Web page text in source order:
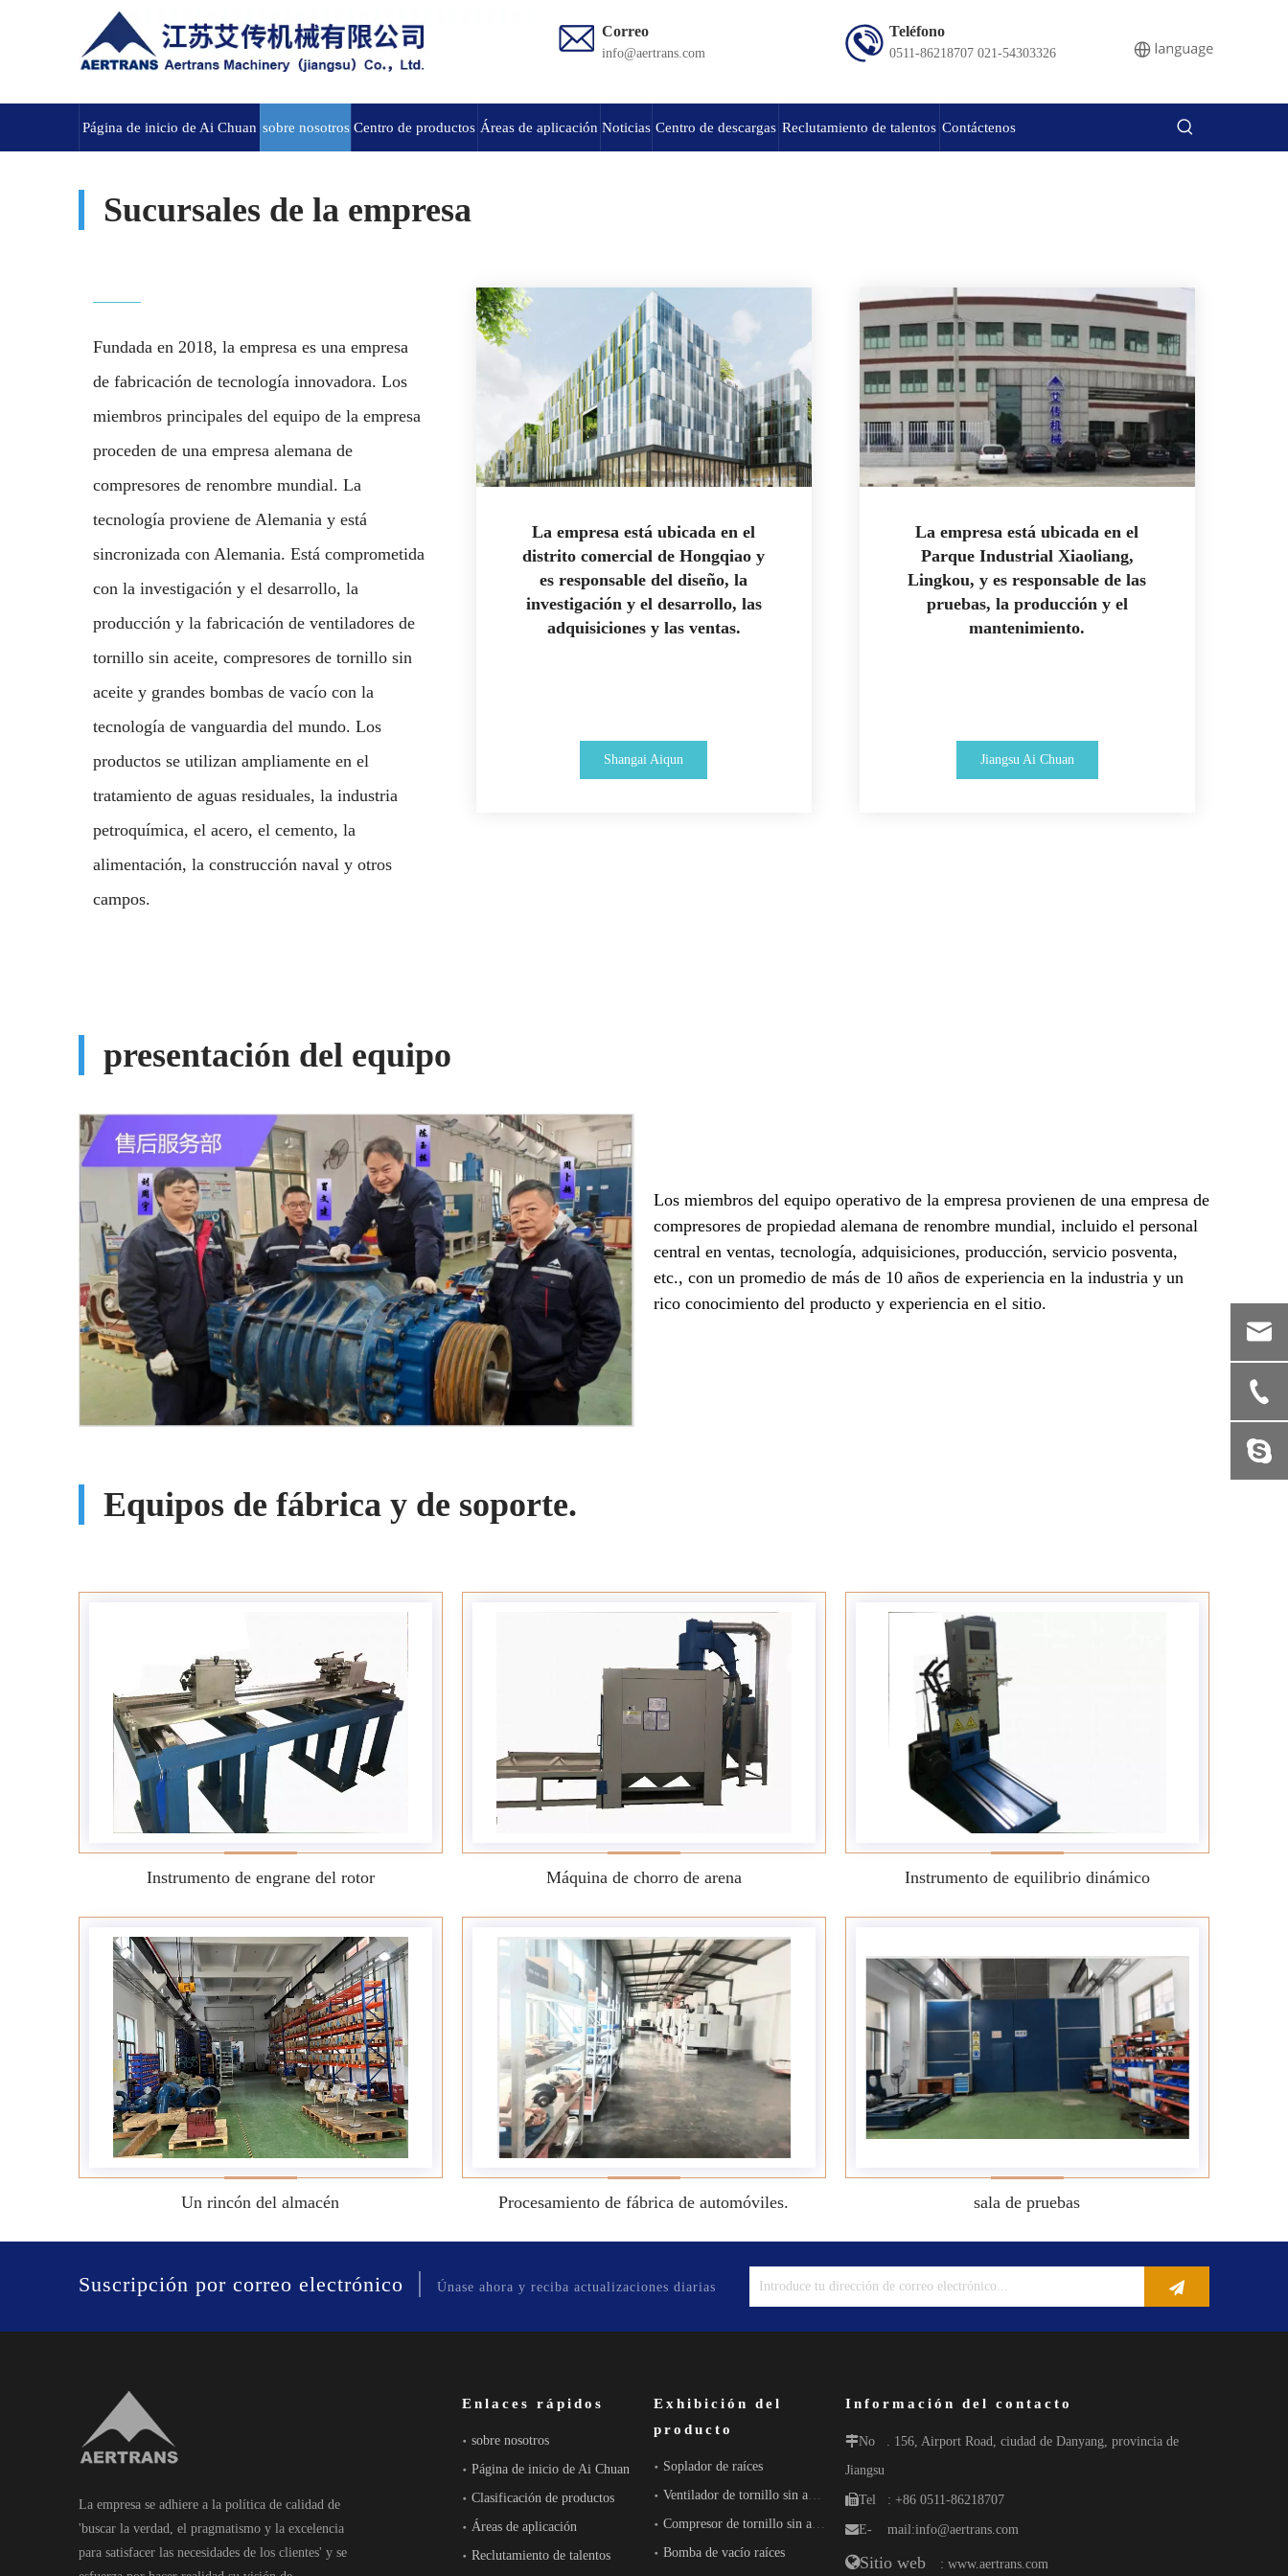
Correo
info@aertrans.com
Teléfono
0511-86218707 021-54303326
Página de inicio de Ai Chuan sobre nosotros Centro de productos Áreas de aplicación Noticias Centro de descargas Reclutamiento de talentos Contáctenos
Sucursales de la empresa
Fundada en 2018, la empresa es una empresa
de fabricación de tecnología innovadora. Los
miembros principales del equipo de la empresa
proceden de una empresa alemana de
compresores de renombre mundial. La
tecnología proviene de Alemania y está
sincronizada con Alemania. Está comprometida
con la investigación y el desarrollo, la
producción y la fabricación de ventiladores de
tornillo sin aceite, compresores de tornillo sin
aceite y grandes bombas de vacío con la
tecnología de vanguardia del mundo. Los
productos se utilizan ampliamente en el
tratamiento de aguas residuales, la industria
petroquímica, el acero, el cemento, la
alimentación, la construcción naval y otros
campos.
La empresa está ubicada en el
distrito comercial de Hongqiao y
es responsable del diseño, la
investigación y el desarrollo, las
adquisiciones y las ventas.
Shangai Aiqun
La empresa está ubicada en el
Parque Industrial Xiaoliang,
Lingkou, y es responsable de las
pruebas, la producción y el
mantenimiento.
Jiangsu Ai Chuan
presentación del equipo
Los miembros del equipo operativo de la empresa provienen de una empresa de
compresores de propiedad alemana de renombre mundial, incluido el personal
central en ventas, tecnología, adquisiciones, producción, servicio posventa,
etc., con un promedio de más de 10 años de experiencia en la industria y un
rico conocimiento del producto y experiencia en el sitio.
Equipos de fábrica y de soporte.
Instrumento de engrane del rotor Máquina de chorro de arena Instrumento de equilibrio dinámico
Un rincón del almacén Procesamiento de fábrica de automóviles. sala de pruebas
Suscripción por correo electrónico | Únase ahora y reciba actualizaciones diarias
La empresa se adhiere a la política de calidad de
'buscar la verdad, el pragmatismo y la excelencia
para satisfacer las necesidades de los clientes' y se
Enlaces rápidos
sobre nosotros
Página de inicio de Ai Chuan
Clasificación de productos
Áreas de aplicación
Reclutamiento de talentos
Exhibición del
producto
Soplador de raíces
Ventilador de tornillo sin aceite
Compresor de tornillo sin aceite
Bomba de vacío raíces
Información del contacto
No . 156, Airport Road, ciudad de Danyang, provincia de
Jiangsu
Tel : +86 0511-86218707
E- mail:info@aertrans.com
Sitio web : www.aertrans.com